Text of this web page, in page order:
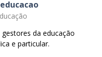
da educação
e particular.